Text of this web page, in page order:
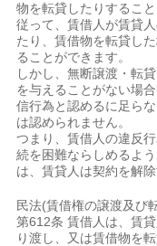
物を転貸したりすること
従って、賃借人が賃貸
たり、賃借物を転貸し
ることができます。
しかし、無断譲渡・転
を与えることがない場
信行為と認めるに足ら
は認められません。
つまり、賃借人の違反
続を困難ならしめるよ
は、賃貸人は契約を解
民法(賃借権の譲渡及び
第612条 賃借人は、賃
り渡し、又は賃借物を